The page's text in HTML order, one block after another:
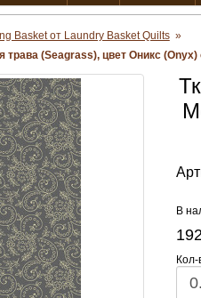
Basket от Laundry Basket Quilts »
трава (Seagrass), цвет Оникс
В
Кол-